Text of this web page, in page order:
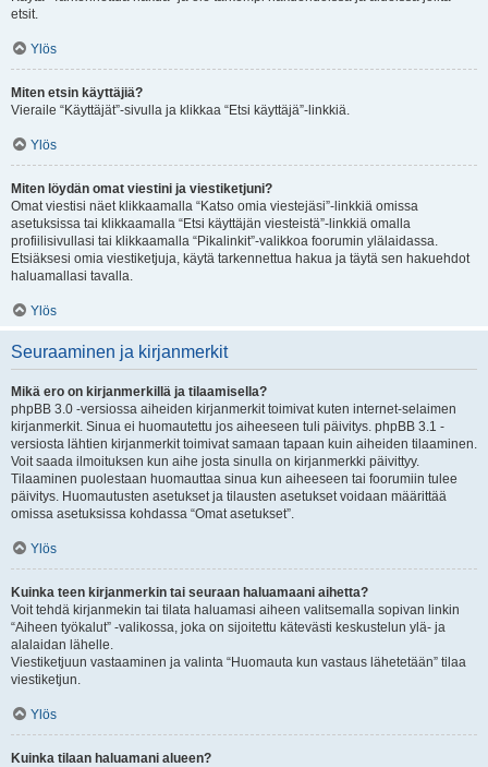
etsit.
Ylös
Miten etsin käyttäjiä?
Vieraile “Käyttäjät”-sivulla ja klikkaa “Etsi käyttäjä”-linkkiä.
Ylös
Miten löydän omat viestini ja viestiketjuni?
Omat viestisi näet klikkaamalla “Katso omia viestejäsi”-linkkiä omissa
asetuksissa tai klikkaamalla “Etsi käyttäjän viesteistä”-linkkiä omalla
profiilisivullasi tai klikkaamalla “Pikalinkit”-valikkoa foorumin ylälaidassa.
Etsiäksesi omia viestiketjuja, käytä tarkennettua hakua ja täytä sen hakuehdot
haluamallasi tavalla.
Ylös
Seuraaminen ja kirjanmerkit
Mikä ero on kirjanmerkillä ja tilaamisella?
phpBB 3.0 -versiossa aiheiden kirjanmerkit toimivat kuten internet-selaimen
kirjanmerkit. Sinua ei huomautettu jos aiheeseen tuli päivitys. phpBB 3.1 -
versiosta lähtien kirjanmerkit toimivat samaan tapaan kuin aiheiden tilaaminen.
Voit saada ilmoituksen kun aihe josta sinulla on kirjanmerkki päivittyy.
Tilaaminen puolestaan huomauttaa sinua kun aiheeseen tai foorumiin tulee
päivitys. Huomautusten asetukset ja tilausten asetukset voidaan määrittää
omissa asetuksissa kohdassa “Omat asetukset”.
Ylös
Kuinka teen kirjanmerkin tai seuraan haluamaani aihetta?
Voit tehdä kirjanmekin tai tilata haluamasi aiheen valitsemalla sopivan linkin
“Aiheen työkalut” -valikossa, joka on sijoitettu kätevästi keskustelun ylä- ja
alalaidan lähelle.
Viestiketjuun vastaaminen ja valinta “Huomauta kun vastaus lähetetään” tilaa
viestiketjun.
Ylös
Kuinka tilaan haluamani alueen?